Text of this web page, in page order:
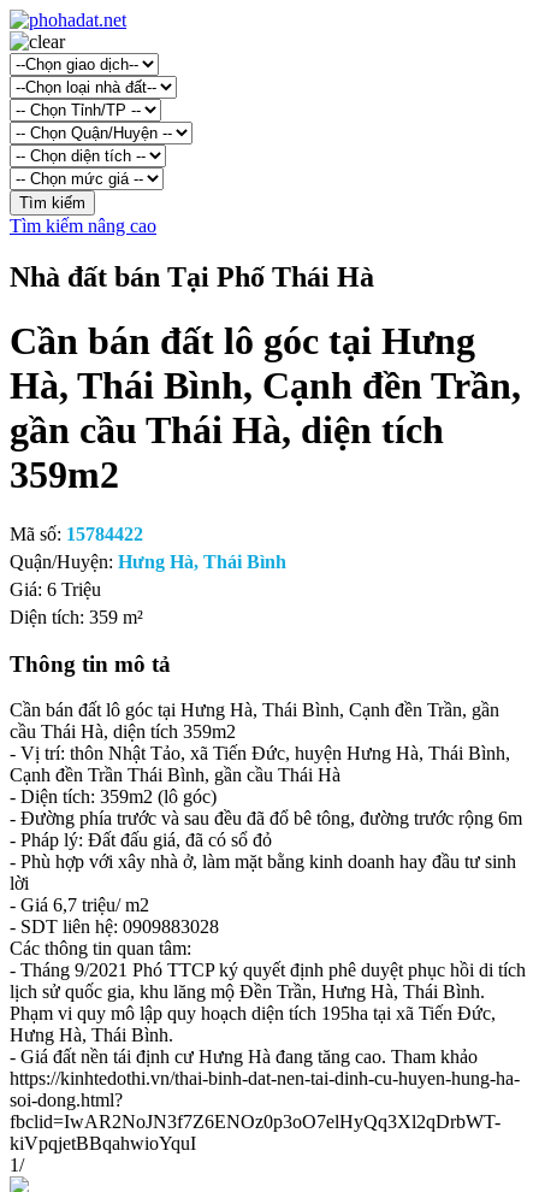
Tìm kiếm nâng cao
Nhà đất bán Tại Phố Thái Hà
Cần bán đất lô góc tại Hưng
Hà, Thái Bình, Cạnh đền Trần,
gần cầu Thái Hà, diện tích
359m2
Mã số: 15784422
Quận/Huyện: Hưng Hà, Thái Bình
Giá: 6 Triệu
Diện tích: 359 m²
Thông tin mô tả
Cần bán đất lô góc tại Hưng Hà, Thái Bình, Cạnh đền Trần, gần
cầu Thái Hà, diện tích 359m2
- Vị trí: thôn Nhật Tảo, xã Tiến Đức, huyện Hưng Hà, Thái Bình,
Cạnh đền Trần Thái Bình, gần cầu Thái Hà
- Diện tích: 359m2 (lô góc)
- Đường phía trước và sau đều đã đổ bê tông, đường trước rộng 6m
- Pháp lý: Đất đấu giá, đã có sổ đỏ
- Phù hợp với xây nhà ở, làm mặt bằng kinh doanh hay đầu tư sinh
lời
- Giá 6,7 triệu/ m2
- SDT liên hệ: 0909883028
Các thông tin quan tâm:
- Tháng 9/2021 Phó TTCP ký quyết định phê duyệt phục hồi di tích
lịch sử quốc gia, khu lăng mộ Đền Trần, Hưng Hà, Thái Bình.
Phạm vi quy mô lập quy hoạch diện tích 195ha tại xã Tiến Đức,
Hưng Hà, Thái Bình.
- Giá đất nền tái định cư Hưng Hà đang tăng cao. Tham khảo
https://kinhtedothi.vn/thai-binh-dat-nen-tai-dinh-cu-huyen-hung-ha-
soi-dong.html?
fbclid=IwAR2NoJN3f7Z6ENOz0p3oO7elHyQq3Xl2qDrbWT-
kiVpqjetBBqahwioYquI
1/